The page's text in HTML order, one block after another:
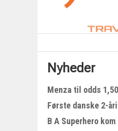
Nyheder
Menza til odds 1,50
Første danske 2-
B A Superhero